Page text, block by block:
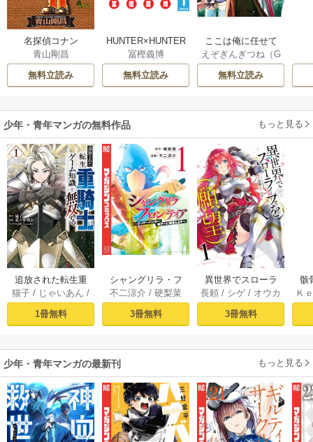
名探偵コナン
青山剛昌
無料立読み
HUNTER×HUNTER
モノクロ版
冨樫義博
無料立読み
ここは俺に任せて
先に行けと言って
から10年がたった
ら伝説になってい
えぞぎんぎつね（G
Aノベル／SBクリ
エイティブ刊）
eCHA
無料立読み
少年・青年マンガの無料作品 もっと見る
追放された転生重
騎士はゲーム知識
で無双する（１）
猫子 / じゃいあん /
武六甲理衣
1冊無料
シャングリラ・フ
ロンティア（１）
～クソゲーハン
ター、神ゲーに挑
不二涼介 /硬梨菜
3冊無料
異世界でスローラ
イフを（願望） 1
長頼 / シゲ / オウカ
3冊無料
骸
異
Ｋ
少年・青年マンガの最新刊 もっと見る